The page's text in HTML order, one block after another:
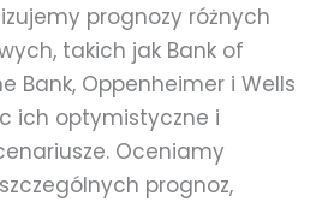
prognozy różnych
takich jak Bank of
Bank, Oppenheimer i Wells
ich optymistyczne i
Oceniamy
prognoz,